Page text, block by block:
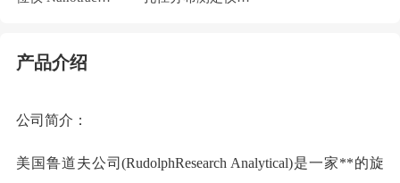
产品介绍
公司简介：
美国鲁道夫公司(RudolphResearch Analytical)是一家**的旋